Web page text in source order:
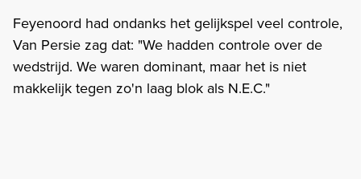
Feyenoord had ondanks het gelijkspel veel controle,
Van Persie zag dat: "We hadden controle over de
wedstrijd. We waren dominant, maar het is niet
makkelijk tegen zo'n laag blok als N.E.C."